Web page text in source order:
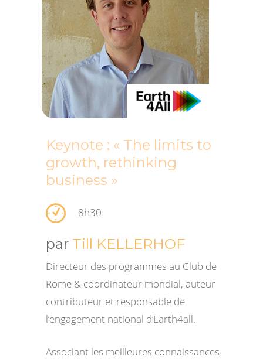
Keynote : « The limits to
growth, rethinking
business »
8h30
par Till KELLERHOF
Directeur des programmes au Club de
Rome & coordinateur mondial, auteur
contributeur et responsable de
l’engagement national d’Earth4all.
Associant les meilleures connaissances